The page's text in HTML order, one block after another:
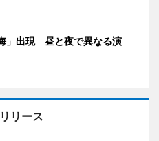
」出現 昼と夜で異なる演
リース